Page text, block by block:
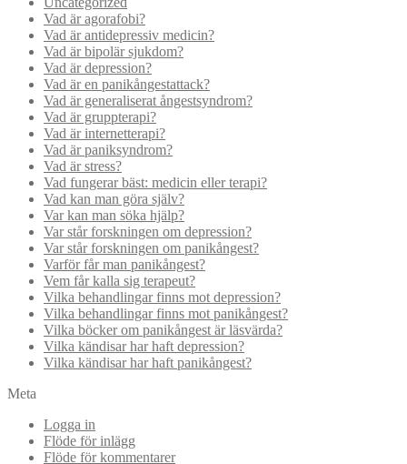
Vad är agorafobi?
Vad är antidepressiv medicin?
Vad är bipolär sjukdom?
Vad är depression?
Vad är en panikångestattack?
Vad är generaliserat ångestsyndrom?
Vad är gruppterapi?
Vad är internetterapi?
Vad är paniksyndrom?
Vad är stress?
Vad fungerar bäst: medicin eller terapi?
Vad kan man göra själv?
Var kan man söka hjälp?
Var står forskningen om depression?
Var står forskningen om panikångest?
Varför får man panikångest?
Vem får kalla sig terapeut?
Vilka behandlingar finns mot depression?
Vilka behandlingar finns mot panikångest?
Vilka böcker om panikångest är läsvärda?
Vilka kändisar har haft depression?
Vilka kändisar har haft panikångest?
Meta
Logga in
Flöde för inlägg
Flöde för kommentarer